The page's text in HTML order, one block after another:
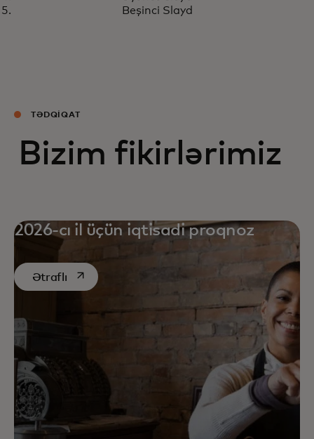
Beşinci Slayd
TƏDQIQAT
Bizim fikirlərimiz
2026-cı il üçün iqtisadi proqnoz
Ətraflıopens in a new tab